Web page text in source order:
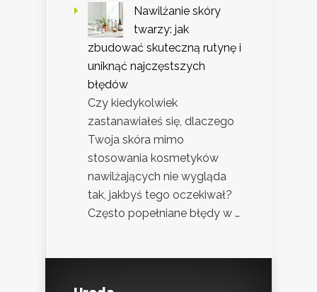
Nawilżanie skóry
twarzy: jak
zbudować skuteczną rutynę i
uniknąć najczęstszych
błędów
Czy kiedykolwiek
zastanawiałeś się, dlaczego
Twoja skóra mimo
stosowania kosmetyków
nawilżających nie wygląda
tak, jakbyś tego oczekiwał?
Często popełniane błędy w …